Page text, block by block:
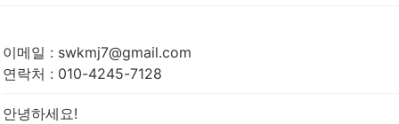
이메일 : swkmj7@gmail.com
연락처 : 010-4245-7128
안녕하세요!